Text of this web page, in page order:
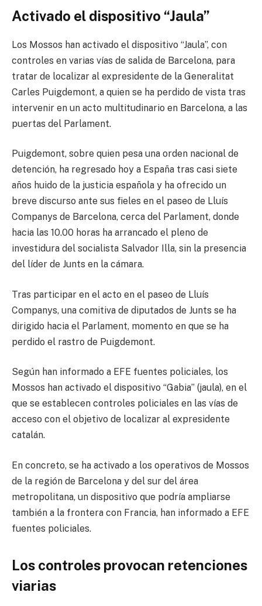
Activado el dispositivo “Jaula”
Los Mossos han activado el dispositivo “Jaula”, con
controles en varias vías de salida de Barcelona, para
tratar de localizar al expresidente de la Generalitat
Carles Puigdemont, a quien se ha perdido de vista tras
intervenir en un acto multitudinario en Barcelona, a las
puertas del Parlament.
Puigdemont, sobre quien pesa una orden nacional de
detención, ha regresado hoy a España tras casi siete
años huido de la justicia española y ha ofrecido un
breve discurso ante sus fieles en el paseo de Lluís
Companys de Barcelona, cerca del Parlament, donde
hacia las 10.00 horas ha arrancado el pleno de
investidura del socialista Salvador Illa, sin la presencia
del líder de Junts en la cámara.
Tras participar en el acto en el paseo de Lluís
Companys, una comitiva de diputados de Junts se ha
dirigido hacia el Parlament, momento en que se ha
perdido el rastro de Puigdemont.
Según han informado a EFE fuentes policiales, los
Mossos han activado el dispositivo “Gabia” (jaula), en el
que se establecen controles policiales en las vías de
acceso con el objetivo de localizar al expresidente
catalán.
En concreto, se ha activado a los operativos de Mossos
de la región de Barcelona y del sur del área
metropolitana, un dispositivo que podría ampliarse
también a la frontera con Francia, han informado a EFE
fuentes policiales.
Los controles provocan retenciones
viarias